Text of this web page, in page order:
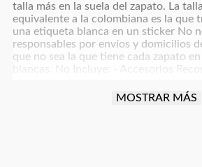
talla más en la suela del zapato. La
equivalente a la colombiana es la que
una etiqueta blanca en un sticker No
responsables por envíos y domicilios
que no sea la que tiene cada zapato
blancas. No Incluye: - Accesorios
colores claros y paño oscuro para
MOSTRAR MÁS